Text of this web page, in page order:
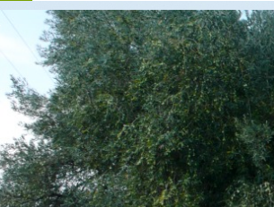
Vorteile
Zielgruppe